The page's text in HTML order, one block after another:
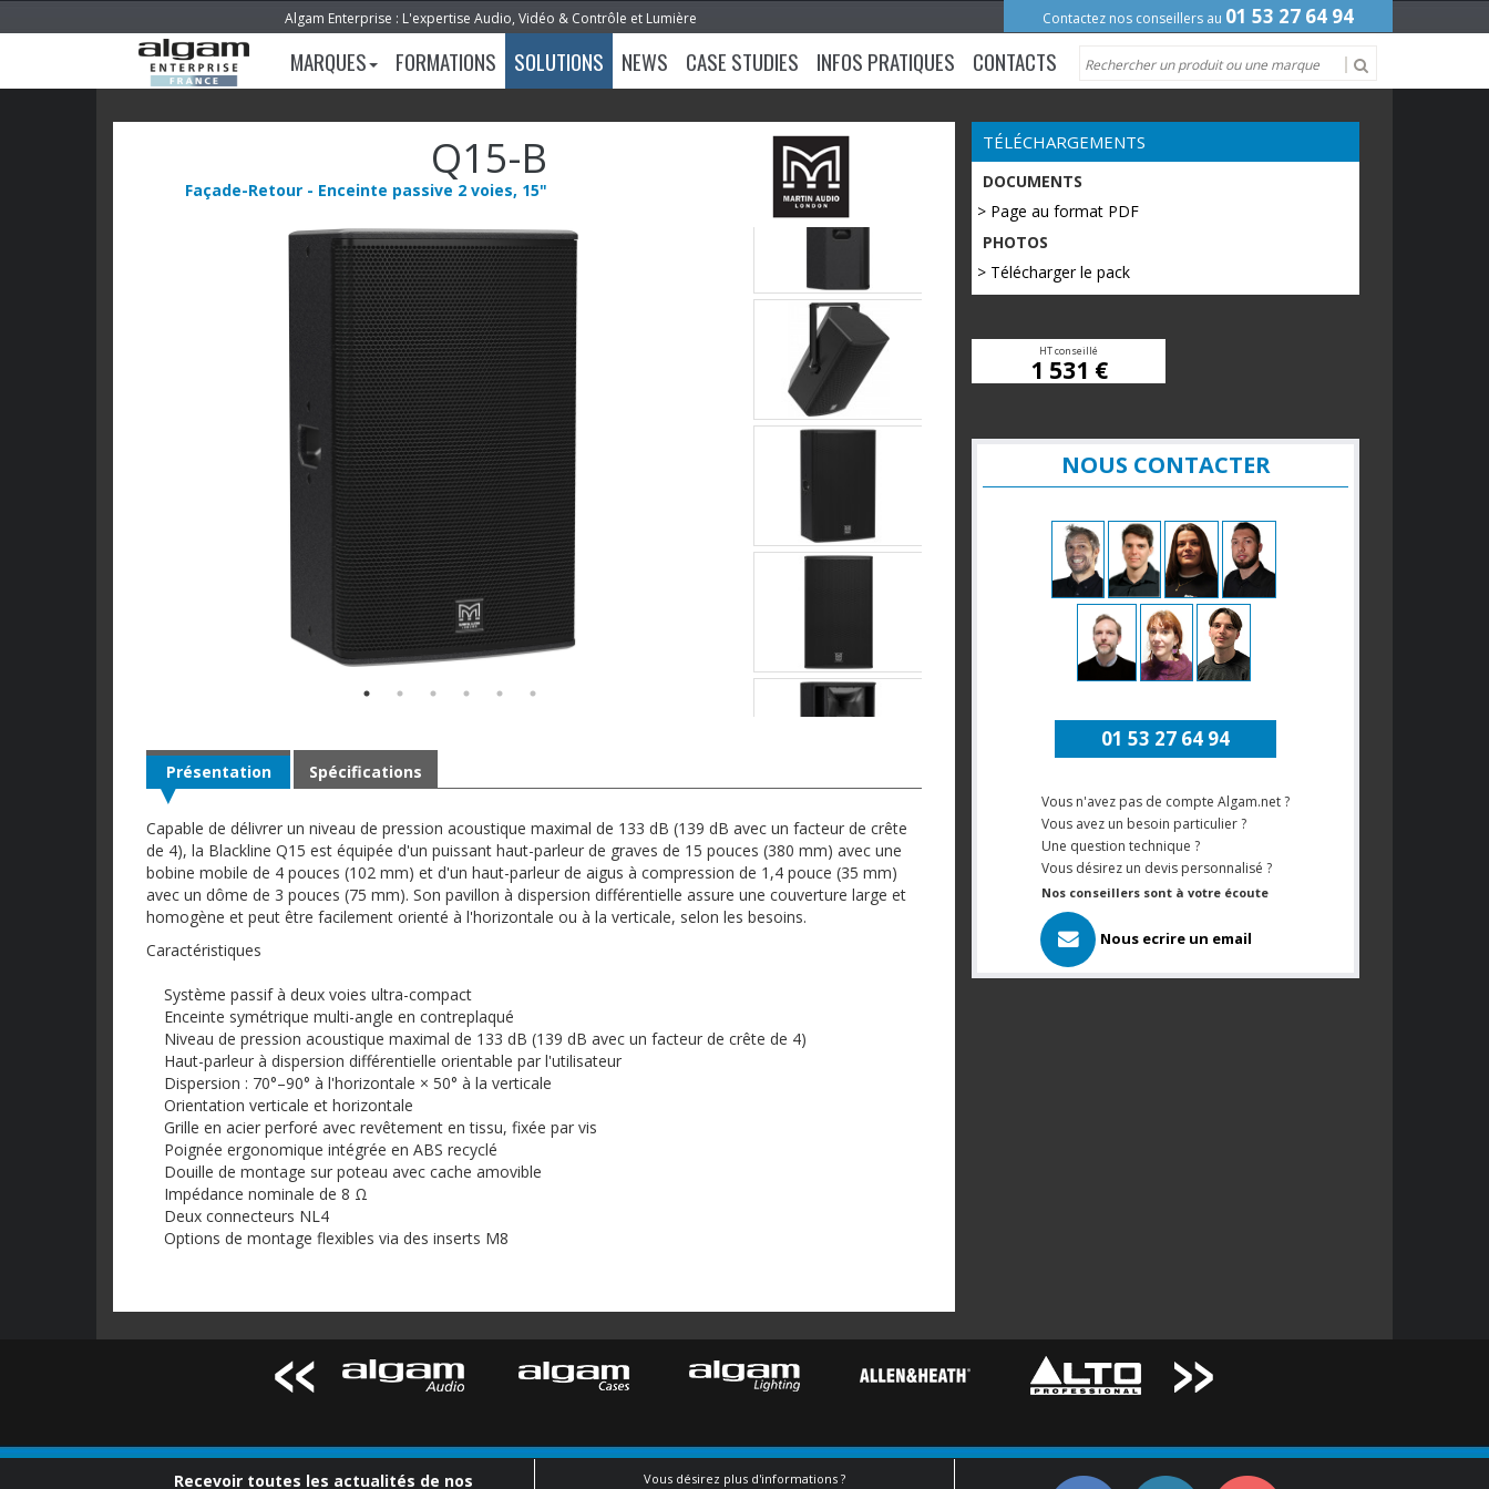
Algam Enterprise : L'expertise Audio, Vidéo & Contrôle et Lumière Contactez nos conseillers au 01 53 27 64 94
MARQUES FORMATIONS SOLUTIONS NEWS CASE STUDIES INFOS PRATIQUES CONTACTS
Q15-B
Façade-Retour - Enceinte passive 2 voies, 15"
Présentation
Capable de délivrer un niveau de pression acoustique maximal de 133 dB (139 dB avec un facteur de crête
de 4), la Blackline Q15 est équipée d'un puissant haut-parleur de graves de 15 pouces (380 mm) avec une
bobine mobile de 4 pouces (102 mm) et d'un haut-parleur de aigus à compression de 1,4 pouce (35 mm)
avec un dôme de 3 pouces (75 mm). Son pavillon à dispersion différentielle assure une couverture large et
homogène et peut être facilement orienté à l'horizontale ou à la verticale, selon les besoins.
Caractéristiques
Système passif à deux voies ultra-compact
Enceinte symétrique multi-angle en contreplaqué
Niveau de pression acoustique maximal de 133 dB (139 dB avec un facteur de crête de 4)
Haut-parleur à dispersion différentielle orientable par l'utilisateur
Dispersion : 70°–90° à l'horizontale × 50° à la verticale
Orientation verticale et horizontale
Grille en acier perforé avec revêtement en tissu, fixée par vis
Poignée ergonomique intégrée en ABS recyclé
Douille de montage sur poteau avec cache amovible
Impédance nominale de 8 Ω
Deux connecteurs NL4
Options de montage flexibles via des inserts M8
Spécifications
TÉLÉCHARGEMENTS
DOCUMENTS
> Page au format PDF
PHOTOS
> Télécharger le pack
HT conseillé
1 531 €
NOUS CONTACTER
01 53 27 64 94
Vous n'avez pas de compte Algam.net ?
Vous avez un besoin particulier ?
Une question technique ?
Vous désirez un devis personnalisé ?
Nos conseillers sont à votre écoute
Nous ecrire un email
Recevoir toutes les actualités de nos Vous désirez plus d'informations ?